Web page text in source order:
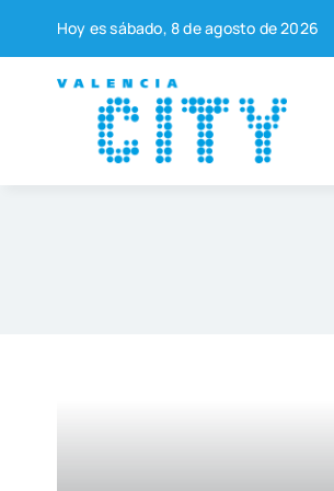
contenido
Hoy es sába­do, 8 de agos­to de 2026